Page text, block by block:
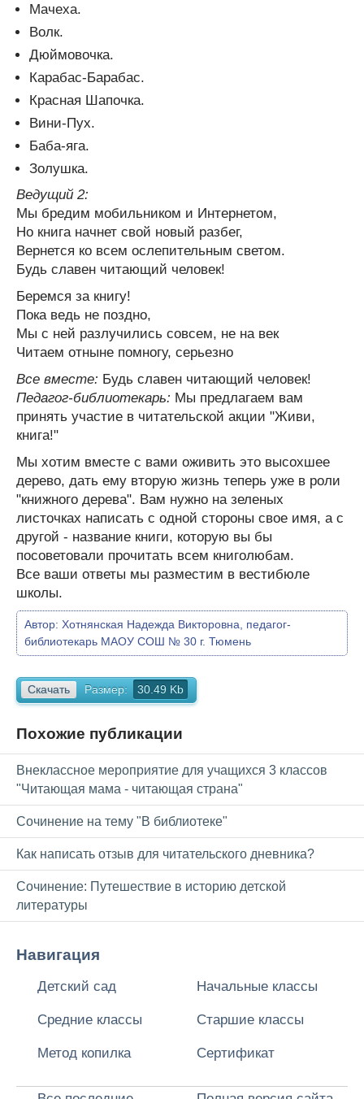
Мачеха.
Волк.
Дюймовочка.
Карабас-Барабас.
Красная Шапочка.
Вини-Пух.
Баба-яга.
Золушка.
Ведущий 2:
Мы бредим мобильником и Интернетом,
Но книга начнет свой новый разбег,
Вернется ко всем ослепительным светом.
Будь славен читающий человек!
Беремся за книгу!
Пока ведь не поздно,
Мы с ней разлучились совсем, не на век
Читаем отныне помногу, серьезно
Все вместе: Будь славен читающий человек!
Педагог-библиотекарь: Мы предлагаем вам
принять участие в читательской акции "Живи,
книга!"
Мы хотим вместе с вами оживить это высохшее
дерево, дать ему вторую жизнь теперь уже в роли
"книжного дерева". Вам нужно на зеленых
листочках написать с одной стороны свое имя, а с
другой - название книги, которую вы бы
посоветовали прочитать всем книголюбам.
Все ваши ответы мы разместим в вестибюле
школы.
Автор: Хотнянская Надежда Викторовна, педагог-
библиотекарь МАОУ СОШ № 30 г. Тюмень
Скачать Размер: 30.49 Kb
Похожие публикации
Внеклассное мероприятие для учащихся 3 классов
"Читающая мама - читающая страна"
Сочинение на тему "В библиотеке"
Как написать отзыв для читательского дневника?
Сочинение: Путешествие в историю детской
литературы
Навигация
Детский сад Начальные классы
Средние классы Старшие классы
Метод копилка Сертификат